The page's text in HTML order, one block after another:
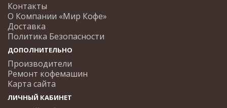
Контакты
О Компании «Мир Кофе»
Доставка
Политика Безопасности
ДОПОЛНИТЕЛЬНО
Производители
Ремонт кофемашин
Карта сайта
ЛИЧНЫЙ КАБИНЕТ